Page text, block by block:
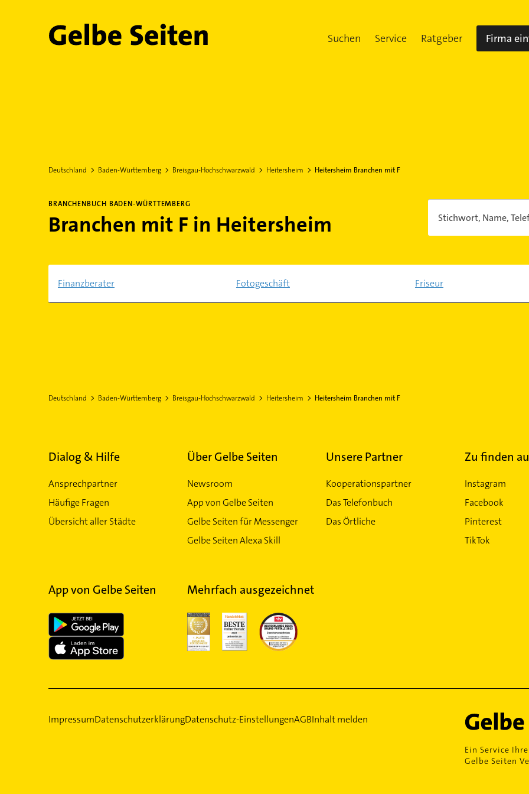
Gelbe Seiten Suchen Service Ratgeber Firma
Deutschland Baden-Württemberg Breisgau-Hochschwarzwald Heitersheim Heitersheim Branchen mit F
BRANCHENBUCH BADEN-WÜRTTEMBERG
Branchen mit F in Heitersheim Stichwort, Name,
Finanzberater Fotogeschäft Friseur
Deutschland Baden-Württemberg Breisgau-Hochschwarzwald Heitersheim Heitersheim Branchen mit F
Dialog & Hilfe
Ansprechpartner
Häufige Fragen
Übersicht aller Städte
Über Gelbe Seiten
Newsroom
App von Gelbe Seiten
Gelbe Seiten für Messenger
Gelbe Seiten Alexa Skill
Unsere Partner
Kooperationspartner
Das Telefonbuch
Das Örtliche
Zu finden
Instagram
Facebook
Pinterest
TikTok
App von Gelbe Seiten Mehrfach ausgezeichnet
ImpressumDatenschutzerklärungDatenschutz-EinstellungenAGBInhalt melden
Ein Service
Gelbe Seiten